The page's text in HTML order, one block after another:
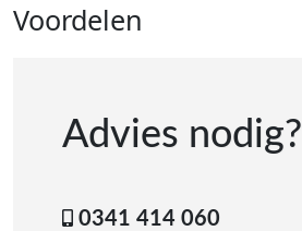
Voordelen
Advies nodig?
0341 414 060